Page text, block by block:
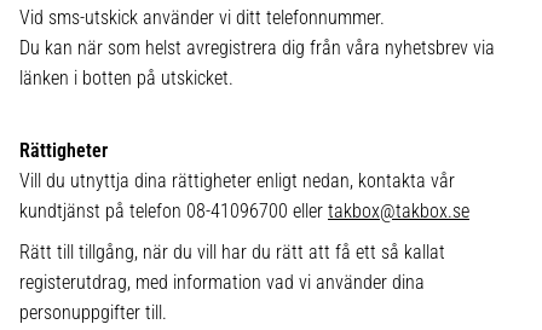
Vid sms-utskick använder vi ditt telefonnummer.
Du kan när som helst avregistrera dig från våra nyhetsbrev via
länken i botten på utskicket.
Rättigheter
Vill du utnyttja dina rättigheter enligt nedan, kontakta vår
kundtjänst på telefon 08-41096700 eller takbox@takbox.se
Rätt till tillgång, när du vill har du rätt att få ett så kallat
registerutdrag, med information vad vi använder dina
personuppgifter till.